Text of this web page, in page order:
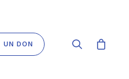
UN DON